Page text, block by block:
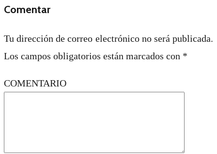
Comentar
Tu dirección de correo electrónico no será publicada.
Los campos obligatorios están marcados con *
COMENTARIO